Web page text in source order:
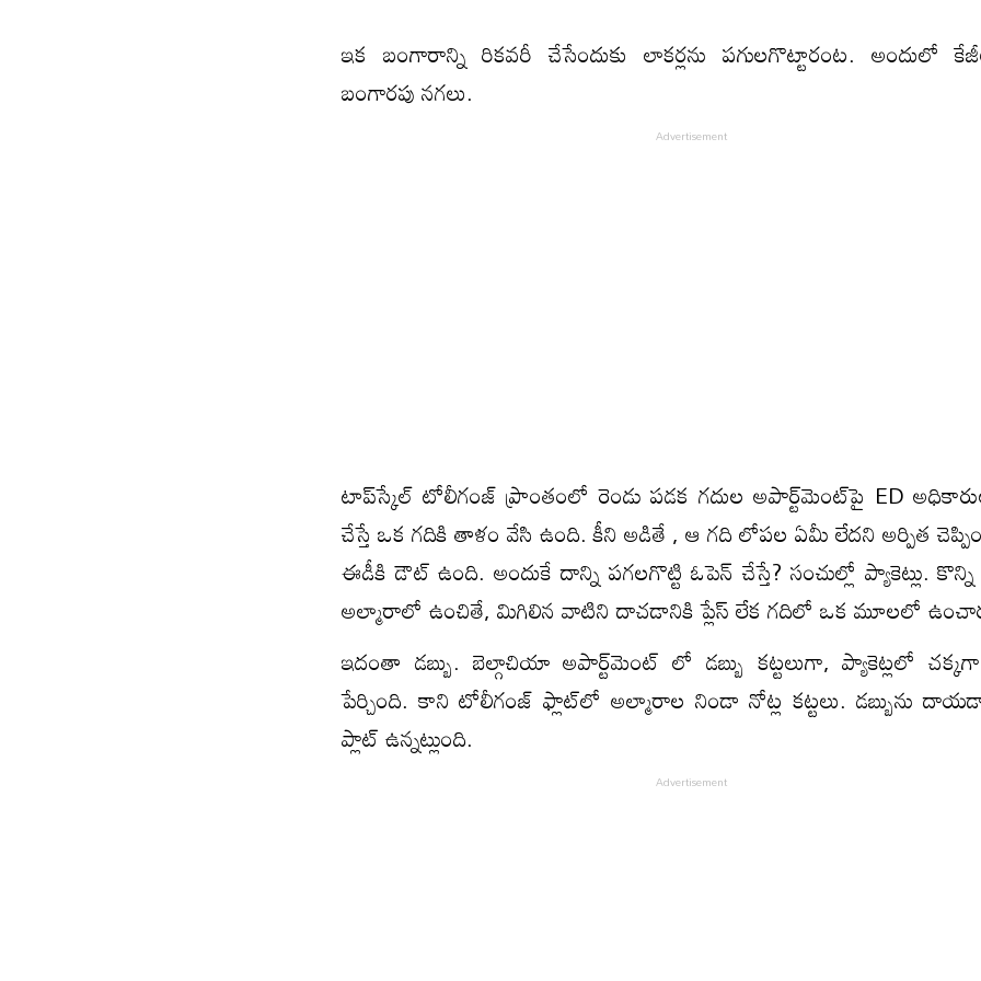
ఇక బంగారాన్ని రికవరీ చేసేందుకు లాకర్లను పగులగొట్టారంట‌. అందులో
బంగార‌పు న‌గ‌లు.
టాప్‌స్కేల్ టోలీగంజ్ ప్రాంతంలో రెండు పడక గదుల అపార్ట్‌మెంట్‌పై ED
చేస్తే ఒక గదికి తాళం వేసి ఉంది. కీని అడితే , ఆ గది లోపల ఏమీ లేదని అర్పిత
ఈడీకి డౌట్ ఉంది. అందుకే దాన్ని ప‌గ‌ల‌గొట్టి ఓపెన్ చేస్తే? సంచుల్లో ప్యాకెట్లు. కొన్ని
అల్మారాలో ఉంచితే, మిగిలిన వాటిని దాచ‌డానికి ప్లేస్ లేక గదిలో ఒక మూలలో
ఇదంతా డ‌బ్బు. బెల్గాచియా అపార్ట్‌మెంట్ లో డబ్బు కట్టలుగా, ప్యాకెట్లలో
పేర్చింది. కాని టోలీగంజ్ ఫ్లాట్‌లో అల్మారాల నిండా నోట్ల క‌ట్ట‌లు. డ‌బ్బును
ప్లాట్ ఉన్న‌ట్లుంది.